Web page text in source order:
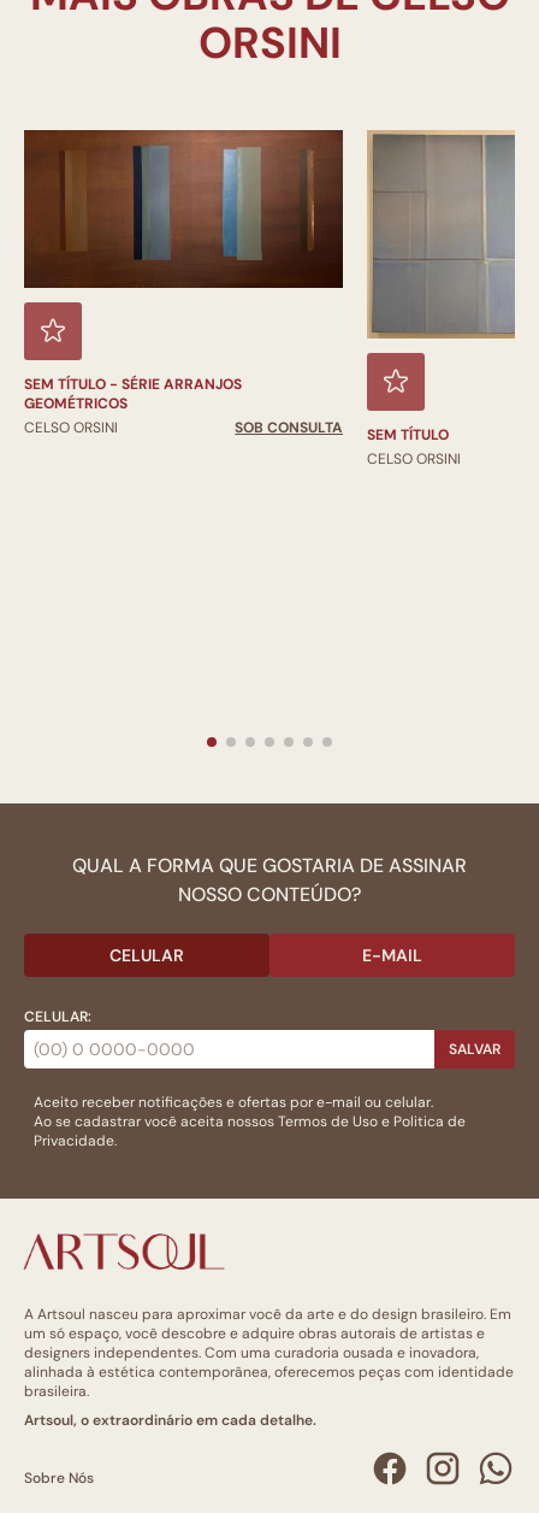
SEM TÍTULO - SÉRIE ARRANJOS
GEOMÉTRICOS
CELSO ORSINI
SOB CONSULTA
SEM TÍTULO
CELSO ORSINI
QUAL A FORMA QUE GOSTARIA DE ASSINAR
NOSSO CONTEÚDO?
CELULAR E-MAIL
CELULAR:
SALVAR
Aceito receber notificações e ofertas por e-mail ou celular.
Ao se cadastrar você aceita nossosTermos de Usoe Politica de
Privacidade.
A Artsoul nasceu para aproximar você da arte e do design brasileiro. Em
um só espaço, você descobre e adquire obras autorais de artistas e
designers independentes. Com uma curadoria ousada e inovadora,
alinhada à estética contemporânea, oferecemos peças com identidade
brasileira.
Artsoul, o extraordinário em cada detalhe.
Sobre Nós